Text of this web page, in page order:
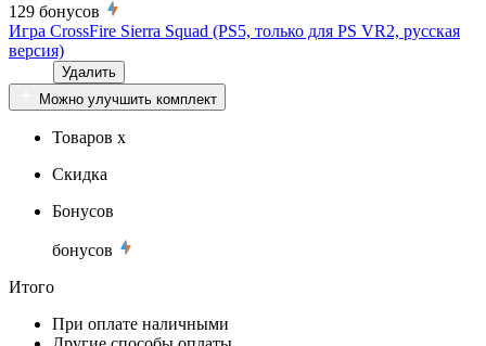
129 бонусов
Игра CrossFire Sierra Squad (PS5, только для PS VR2, русская
версия)
Удалить
Можно улучшить комплект
Товаров x
Скидка
Бонусов
бонусов
Итого
При оплате наличными